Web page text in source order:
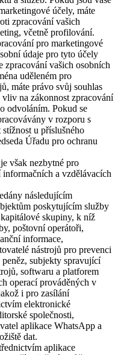
účely, máte
zpracování vašich
včetně profilování.
pro marketingové
údaje pro tyto účely
zpracování vašich osobních
uděleném pro
máte právo svůj souhlas
na zákonnost zpracování
odvoláním. Pokud se
v rozporu s
u příslušného
Úřadu pro ochranu
však nezbytné pro
a vzdělávacích
následujícím
poskytujícím služby
skupiny, k níž
poštovní operátoři,
informace,
nástrojů pro prevenci
subjekty spravující
softwaru a platforem
operací prováděných v
i pro zasílání
elektronické
společnosti,
aplikace WhatsApp a
dat.
aplikace